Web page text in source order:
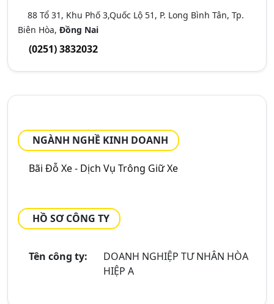
88 Tổ 31, Khu Phố 3,Quốc Lộ 51, P. Long Bình Tân, Tp.
Biên Hòa, Đồng Nai
(0251) 3832032
NGÀNH NGHỀ KINH DOANH
Bãi Đỗ Xe - Dịch Vụ Trông Giữ Xe
HỒ SƠ CÔNG TY
Tên công ty:
DOANH NGHIỆP TƯ NHÂN HÒA
HIỆP A